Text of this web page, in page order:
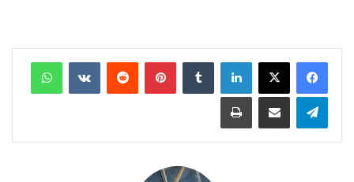
لينكدإن بينتيريست